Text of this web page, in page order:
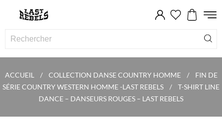
ACCUEIL COLLECTION DANSE COUNTRY HOMME
FIN DE
SÉRIE COUNTRY WESTERN HOMME -LAST REBELS
T-SHIRT LINE
DANCE – DANSEURS ROUGES – LAST REBELS